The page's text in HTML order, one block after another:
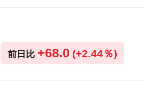
前日比 +68.0 (+2.44％)